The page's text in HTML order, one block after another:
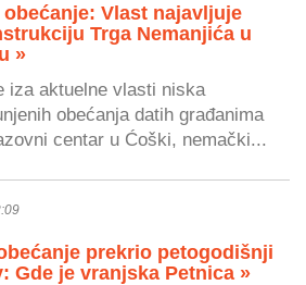
obećanje: Vlast najavljuje
Trga Nemanjića u
»
iza aktuelne vlasti niska
obećanja datih građanima
centar u Ćoški, nemački...
prekrio petogodišnji
Gde je vranjska Petnica »